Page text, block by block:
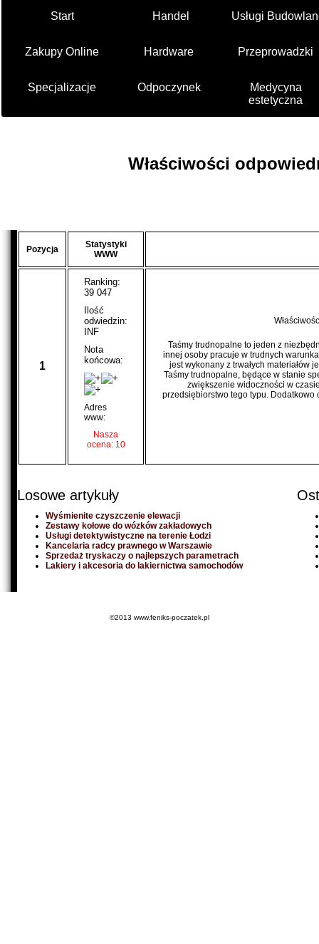
Start Handel Usługi
Zakupy Online Hardware Przeprowadzki
Specjalizacje Odpoczynek
Medycyna
estetyczna
Właściwości
Pozycja
Statystyki
WWW
1
Ranking:
39 047
Ilość
odwiedzin:
INF
Nota
końcowa:
Adres
www:
Nasza
ocena: 10
Taśmy trudnopalne to jeden z
innej osoby pracuje w trudnych
jest wykonany z trwałych materiałów
Taśmy trudnopalne, będące w stanie
zwiększenie widoczności w
przedsiębiorstwo tego typu. Dodatkowo
Losowe artykuły
Wyśmienite czyszczenie elewacji
Zestawy kołowe do wózków zakładowych
Usługi detektywistyczne na terenie Łodzi
Kancelaria radcy prawnego w Warszawie
Sprzedaż tryskaczy o najlepszych parametrach
Lakiery i akcesoria do lakiernictwa samochodów
©2013 www.feniks-poczatek.pl